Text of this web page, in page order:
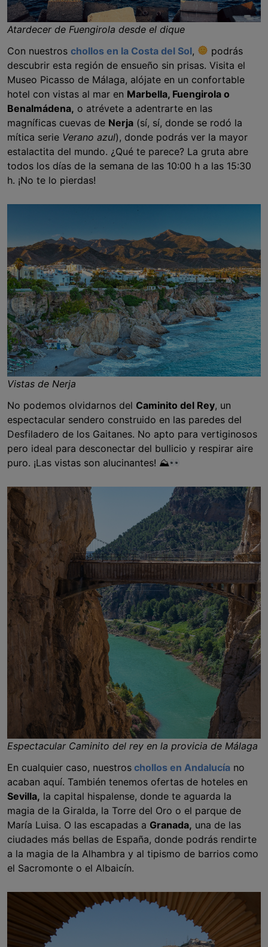
Atardecer de Fuengirola desde el dique
Con nuestros chollos en la Costa del Sol,
podrás
descubrir esta región de ensueño sin prisas. Visita el
Museo Picasso de Málaga, alójate en un confortable
hotel con vistas al mar en Marbella, Fuengirola o
Benalmádena, o atrévete a adentrarte en las
magníficas cuevas de Nerja (sí, sí, donde se rodó la
mítica serie Verano azul), donde podrás ver la mayor
estalactita del mundo. ¿Qué te parece? La gruta abre
todos los días de la semana de las 10:00 h a las 15:30
h. ¡No te lo pierdas!
Vistas de Nerja
No podemos olvidarnos del Caminito del Rey, un
espectacular sendero construido en las paredes del
Desfiladero de los Gaitanes. No apto para vertiginosos
pero ideal para desconectar del bullicio y respirar aire
puro. ¡Las vistas son alucinantes! ⛰
Espectacular Caminito del rey en la provicia de Málaga
En cualquier caso, nuestros chollos en Andalucía no
acaban aquí. También tenemos ofertas de hoteles en
Sevilla, la capital hispalense, donde te aguarda la
magia de la Giralda, la Torre del Oro o el parque de
María Luisa. O las escapadas a Granada, una de las
ciudades más bellas de España, donde podrás rendirte
a la magia de la Alhambra y al tipismo de barrios como
el Sacromonte o el Albaicín.